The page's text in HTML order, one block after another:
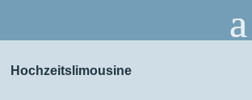
Hochzeitslimousine